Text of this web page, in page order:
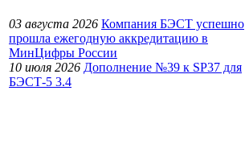
03 августа 2026 Компания БЭСТ успешно
прошла ежегодную аккредитацию в
МинЦифры России
10 июля 2026 Дополнение №39 к SP37 для
БЭСТ-5 3.4